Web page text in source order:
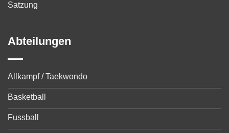
Satzung
Abteilungen
Allkampf / Taekwondo
Basketball
Fussball